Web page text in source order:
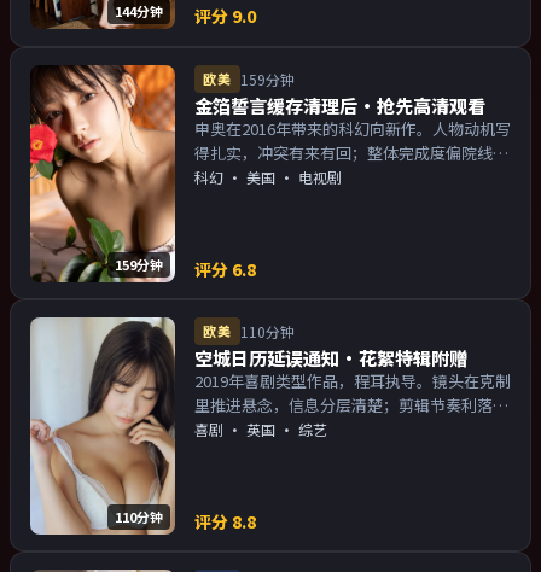
144分钟 评分 9.0
159分钟
欧美 159分钟
金箔誓言缓存清理后·抢先高清观看
申奥在2016年带来的科幻向新作。人物动机写
得扎实，冲突有来有回；整体完成度偏院线质
感。主演以演技派为主，适合喜欢强叙事与人
科幻 · 美国 · 电视剧
评分 6.8
110分钟
欧美 110分钟
空城日历延误通知·花絮特辑附赠
2019年喜剧类型作品，程耳执导。镜头在克制
里推进悬念，信息分层清楚；剪辑节奏利落，
观感顺滑。主演以演技派为主，适合喜欢强叙
喜剧 · 英国 · 综艺
评分 8.8